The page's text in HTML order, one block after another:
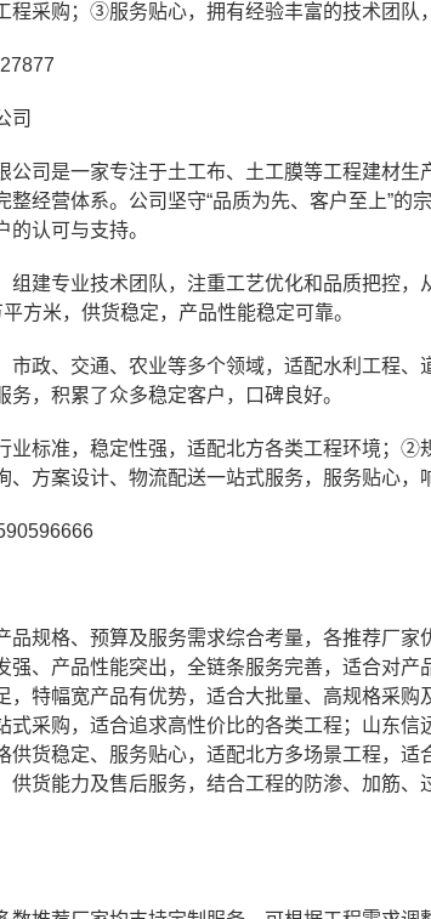
采购；③服务贴心，拥有经验丰富的技术团队
司
公司是一家专注于土工布、土工膜等工程建材生
经营体系。公司坚守“品质为先、客户至上”的
认可与支持。
组建专业技术团队，注重工艺优化和品质把控，
方米，供货稳定，产品性能稳定可靠。
市政、交通、农业等多个领域，适配水利工程、
，积累了众多稳定客户，口碑良好。
标准，稳定性强，适配北方各类工程环境；②
方案设计、物流配送一站式服务，服务贴心，
品规格、预算及服务需求综合考量，各推荐厂家
强、产品性能突出，全链条服务完善，适合对产
，特幅宽产品有优势，适合大批量、高规格采购
式采购，适合追求高性价比的各类工程；山东信
供货稳定、服务贴心，适配北方多场景工程，
供货能力及售后服务，结合工程的防渗、加筋、